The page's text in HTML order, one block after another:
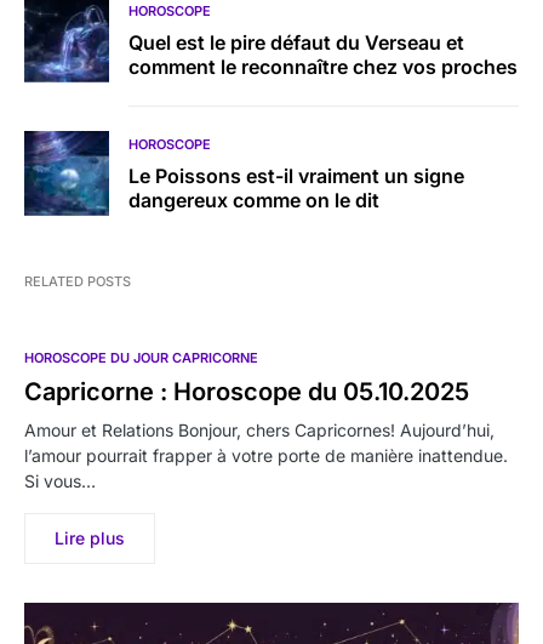
HOROSCOPE
Quel est le pire défaut du Verseau et
comment le reconnaître chez vos proches
HOROSCOPE
Le Poissons est-il vraiment un signe
dangereux comme on le dit
RELATED POSTS
HOROSCOPE DU JOUR CAPRICORNE
Capricorne : Horoscope du 05.10.2025
Amour et Relations Bonjour, chers Capricornes! Aujourd’hui,
l’amour pourrait frapper à votre porte de manière inattendue.
Si vous…
Lire plus